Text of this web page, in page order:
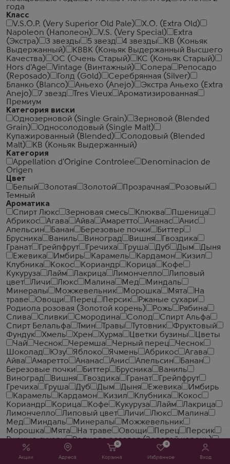
Акции Адреса
0
Корзина
0
Избранное Вход
года
Класс
V.S.O.P. (Very Superior Old Pale)
X.O. (Extra Old)
Napoleon (Наполеон)
V.S. (Very Special)
Extra
(Экстра)
3 звезды 5 звезд 4 звезды
КВ (Коньяк
Выдержанный)
КВВК (Коньяк Выдержанный Высшего
Качества)
ОС (Очень Старый)
КС (Коньяк Старый)
Hors d'Age
Vintage (Винтажный) Солера
Репосадо
(Reposado)
Голд (Gold)
Серебрянная (Silver)
Бланко (Blanco)
Аньехо (Anejo)
Экстра Аньехо (Extra
Anejo)
7 звезд Tres Vieux
Ароматизированная
Премиум
Категория виски
Однозерновой (Single Grain)
Зерновой (Blended
Grain)
Односолодовый (Single Malt)
Купажированный (Blended)
Солодовый (Blended
Malt)
КВ (Коньяк Выдержанный)
Категория
Appellation d'Origine Controlee
Denominacion de
Origen
Цвет
Белый
Золотая Золотой Прозрачная
Розовый
Темный
Ароматика
Спирт Люкс
Зерновая смесь Клюква
Пшеница
Абрикос
Агава Айва Амаретто Ананас
Анис
Апельсин
Банан Березовые почки
Биттер
Брусника
Ваниль Виноград Вишня
Гвоздика
Гранат
Грейпфрут Гречиха Груша Дуб Дым
Дыня
Ежевика
Имбирь Карамель Кардамон
Кизил
Клубника
Кокос Кориандр Корица
Кофе
Кукуруза
Лайм Лакрица Лимончелло
Липовый
цвет
Личи Люкс Малина Мед
Миндаль
Минералы
Можжевельник Морошка Мята
На
траве
Овощи Перец Персик
Ржаные сухари
Родиола розовая (Золотой корень)
Рожь
Рябина
Слива
Сливки Смородина Солод
Спирт Альфа
Спирт Белальфа
Тмин Травы Тутовник
Фруктовый
Фундук
Хмель Хрен Хурма Цветки бузины
Цветы
Чай
Чеcнок Черемша Черный перец
Чеснок
Шоколад
Юзу Яблоко Ячмень Абрикос
Агава
Айва
Амаретто Ананас Анис Апельсин
Банан
Березовые почки
Биттер Брусника
Ваниль
Виноград
Вишня Гвоздика Гранат
Грейпфрут
Гречиха
Груша Дуб Дым Дыня Ежевика
Имбирь
Карамель
Кардамон Кизил Клубника
Кокос
Кориандр
Корица Кофе Кукуруза Лайм
Лакрица
Лимончелло
Липовый цвет Личи Люкс
Малина
Мед
Миндаль Минералы
Можжевельник
Морошка
Мята На траве Овощи Перец
Персик
Ржаные сухари
Родиола розовая (Золотой корень)
Рожь
Слива Сливки Смородина
Солод
Спирт Альфа
Спирт Белальфа Тмин Травы
Тутовник